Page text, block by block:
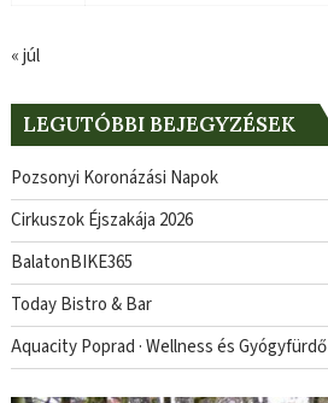
« júl
LEGUTÓBBI BEJEGYZÉSEK
Pozsonyi Koronázási Napok
Cirkuszok Éjszakája 2026
BalatonBIKE365
Today Bistro & Bar
Aquacity Poprad · Wellness és Gyógyfürdő